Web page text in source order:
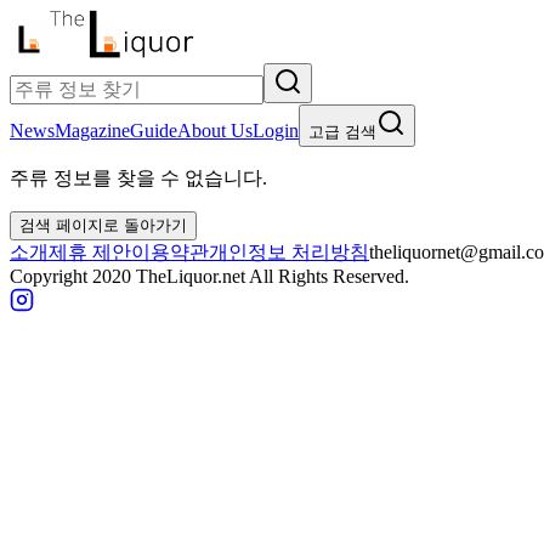
NewsMagazineGuideAbout UsLogin 고급 검색
주류 정보를 찾을 수 없습니다.
검색 페이지로 돌아가기
소개제휴 제안이용약관개인정보 처리방침
Copyright 2020 TheLiquor.net All Rights Reserved.